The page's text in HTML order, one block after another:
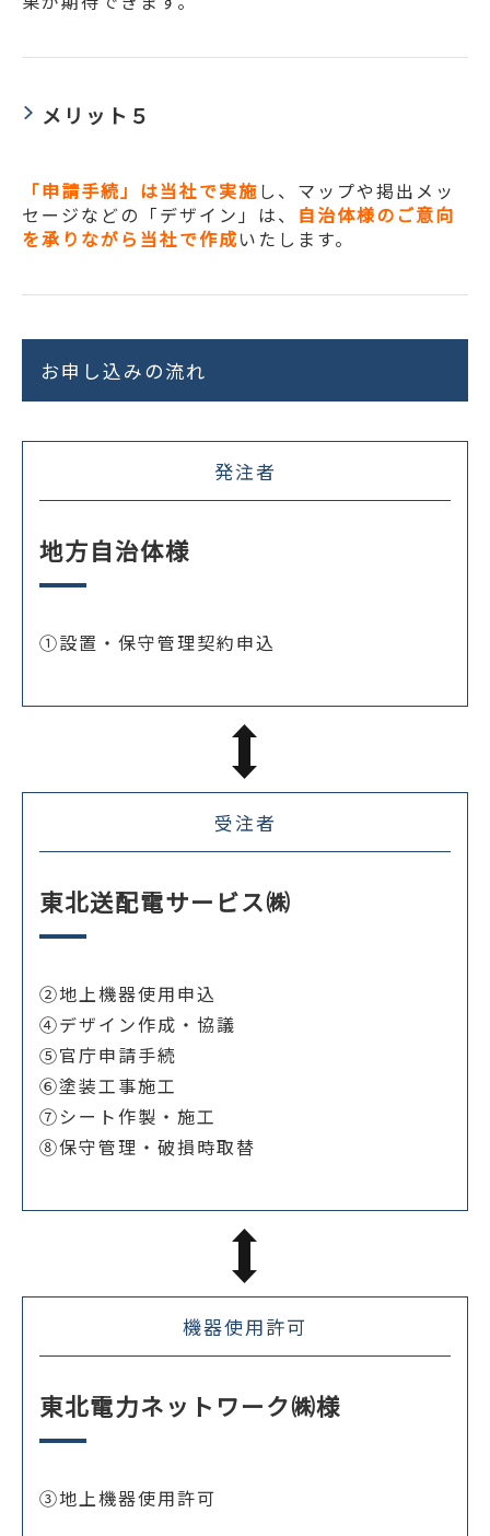
メリット５
「申請手続」は当社で実施し、マップや掲出メッ
セージなどの「デザイン」は、 自治体様のご意向
を承りながら当社で作成いたします。
お申し込みの流れ
発注者
地方自治体様
①設置・保守管理契約申込
受注者
東北送配電サービス㈱
②地上機器使用申込
④デザイン作成・協議
⑤官庁申請手続
⑥塗装工事施工
⑦シート作製・施工
⑧保守管理・破損時取替
機器使用許可
東北電力ネットワーク㈱様
③地上機器使用許可